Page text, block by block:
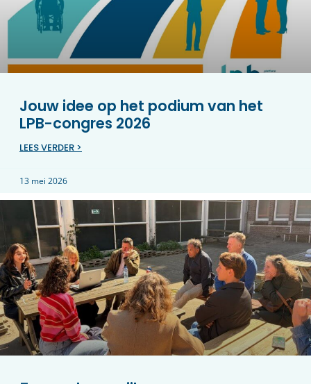
Jouw idee op het podium van het
LPB-congres 2026
LEES VERDER >
13 mei 2026